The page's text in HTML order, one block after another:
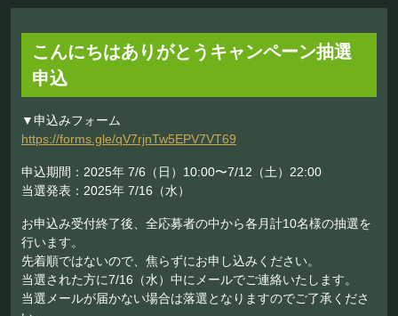
こんにちはありがとうキャンペーン抽選
申込
▼申込みフォーム
https://forms.gle/qV7rjnTw5EPV7VT69
申込期間：2025年 7/6（日）10:00〜7/12（土）22:00
当選発表：2025年 7/16（水）
お申込み受付終了後、全応募者の中から各月計10名様の抽選を
行います。
先着順ではないので、焦らずにお申し込みください。
当選された方に7/16（水）中にメールでご連絡いたします。
当選メールが届かない場合は落選となりますのでご了承くださ